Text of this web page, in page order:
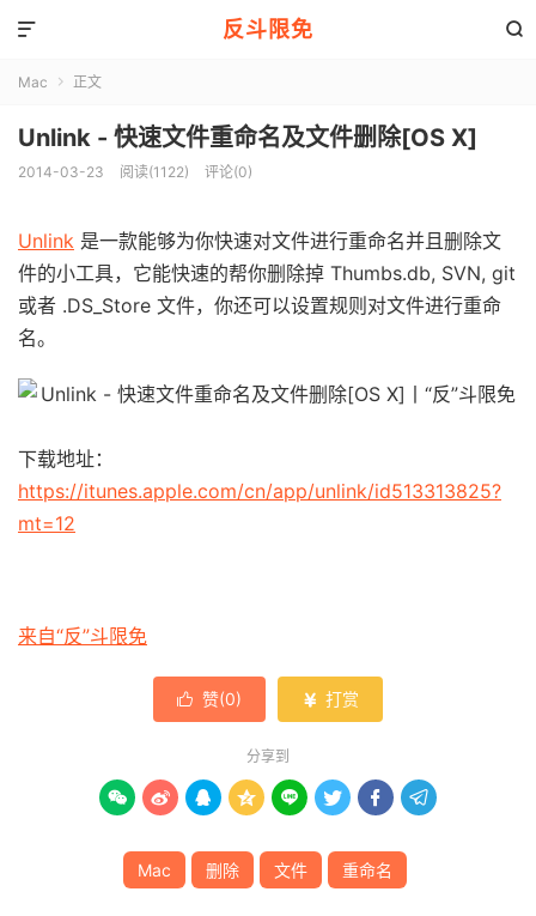
反斗限免 

Mac  正文
Unlink - 快速文件重命名及文件删除[OS X]
2014-03-23 阅读(1122) 评论(0)
Unlink 是一款能够为你快速对文件进行重命名并且删除文
件的小工具，它能快速的帮你删除掉 Thumbs.db, SVN, git
或者 .DS_Store 文件，你还可以设置规则对文件进行重命
名。
下载地址：
https://itunes.apple.com/cn/app/unlink/id513313825?
mt=12
来自“反”斗限免
 赞(0)  打赏
分享到
       
Mac 删除 文件 重命名